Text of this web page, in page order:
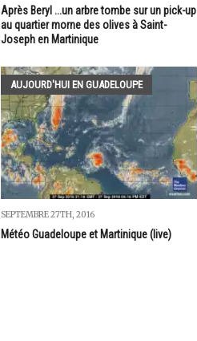
Après Beryl ...un arbre tombe sur un pick-up
au quartier morne des olives à Saint-
Joseph en Martinique
AUJOURD'HUI EN GUADELOUPE
SEPTEMBRE 27TH, 2016
Météo Guadeloupe et Martinique (live)